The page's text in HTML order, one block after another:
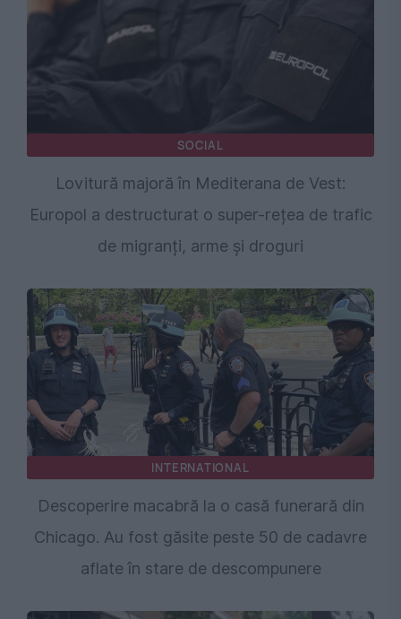
SOCIAL
Lovitură majoră în Mediterana de Vest:
Europol a destructurat o super-rețea de trafic
de migranți, arme și droguri
INTERNATIONAL
Descoperire macabră la o casă funerară din
Chicago. Au fost găsite peste 50 de cadavre
aflate în stare de descompunere